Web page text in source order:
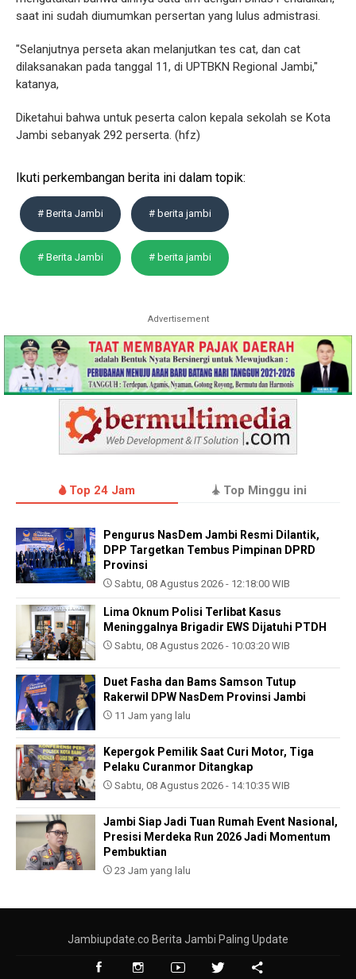
saat ini sudah diumumkan persertan yang lulus admistrasi.
"Selanjutnya perseta akan melanjutkan tes cat, dan cat
dilaksanakan pada tanggal 11, di UPTBKN Regional Jambi,"
katanya,
Diketahui bahwa untuk peserta calon kepala sekolah se Kota
Jambi sebanyak 292 perserta. (hfz)
Ikuti perkembangan berita ini dalam topik:
# Berita Jambi # berita jambi
# Berita Jambi # berita jambi
Advertisement
Top 24 Jam Top Minggu ini
Pengurus NasDem Jambi Resmi Dilantik,
DPP Targetkan Tembus Pimpinan DPRD
Provinsi
Sabtu, 08 Agustus 2026 - 12:18:00 WIB
Lima Oknum Polisi Terlibat Kasus
Meninggalnya Brigadir EWS Dijatuhi PTDH
Sabtu, 08 Agustus 2026 - 10:03:20 WIB
Duet Fasha dan Bams Samson Tutup
Rakerwil DPW NasDem Provinsi Jambi
11 Jam yang lalu
Kepergok Pemilik Saat Curi Motor, Tiga
Pelaku Curanmor Ditangkap
Sabtu, 08 Agustus 2026 - 14:10:35 WIB
Jambi Siap Jadi Tuan Rumah Event Nasional,
Presisi Merdeka Run 2026 Jadi Momentum
Pembuktian
23 Jam yang lalu
Jambiupdate.co Berita Jambi Paling Update